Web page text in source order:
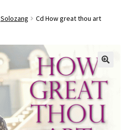
Solozang Cd How great thou art